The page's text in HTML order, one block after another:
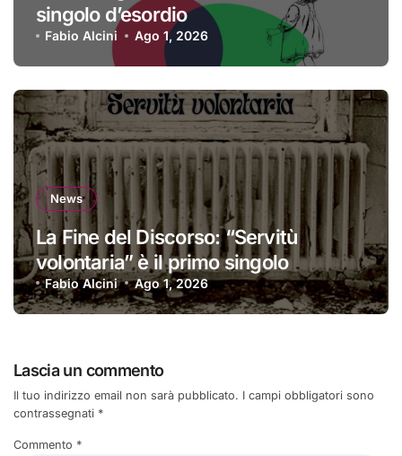
singolo d’esordio
Fabio Alcini Ago 1, 2026
News
La Fine del Discorso: “Servitù
volontaria” è il primo singolo
Fabio Alcini Ago 1, 2026
Lascia un commento
Il tuo indirizzo email non sarà pubblicato. I campi obbligatori sono
contrassegnati *
Commento *